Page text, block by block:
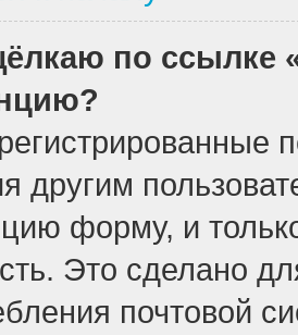
по ссылке
другим
форму, и
Это сделано
почтовой